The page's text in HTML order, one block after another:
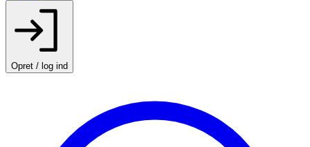
Opret / log ind